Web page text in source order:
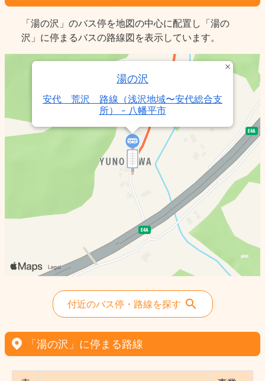
「湯の沢」のバス停を地図の中心に配置し「湯の
沢」に停まるバスの路線図を表示しています。
湯の沢
安代 荒沢 路線（浅沢地域〜安代総合支
所） - 八幡平市
付近のバス停・路線を探す
「湯の沢」に停まる路線